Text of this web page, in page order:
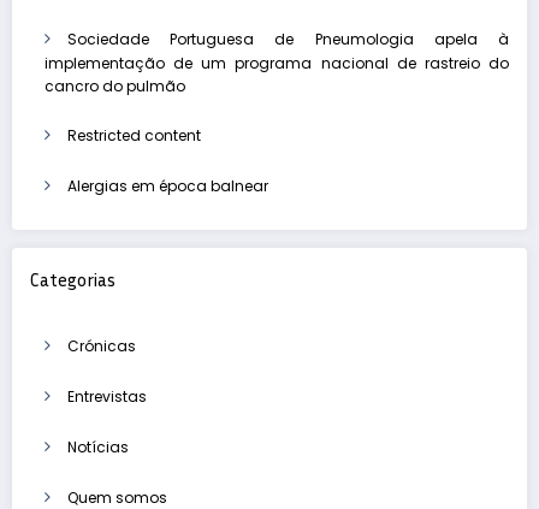
Sociedade Portuguesa de Pneumologia apela à
implementação de um programa nacional de rastreio do
cancro do pulmão
Restricted content
Alergias em época balnear
Categorias
Crónicas
Entrevistas
Notícias
Quem somos